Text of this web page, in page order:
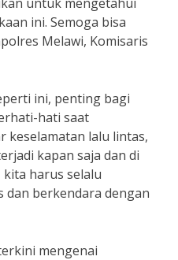
ini. Semoga bisa
Melawi, Komisaris
ini, penting bagi
hati saat
keselamatan lalu lintas,
kapan saja dan di
kita harus selalu
berkendara dengan
mengenai